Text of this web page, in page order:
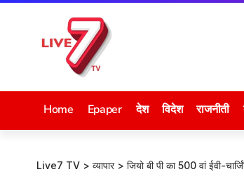
Home Epaper देश विदेश राजनीती
Live7 TV > व्यापार> जियो बी पी का 500 वां ईवी-